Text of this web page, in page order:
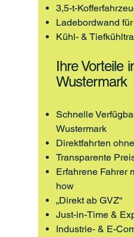
3,5-t-
Ladebordwand
Kühl- &
Ihre Vorteile
Wustermark
Schnelle
Wustermark
Direktfahrten
Transparente
Erfahrene Fahrer
how
„Direkt ab GVZ“
Just-in-Time &
Industrie- & E-